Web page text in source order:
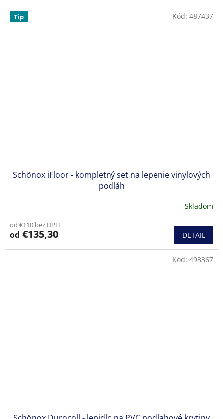
Tip
Schönox iFloor - kompletný set na lepenie vinylových
podláh
Skladom
od €110 bez DPH
od €135,30 DETAIL
Kód: 487437
Kód: 493367